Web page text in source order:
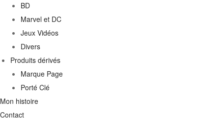
BD
Marvel et DC
Jeux Vidéos
Divers
Produits dérivés
Marque Page
Porté Clé
Mon histoire
Contact